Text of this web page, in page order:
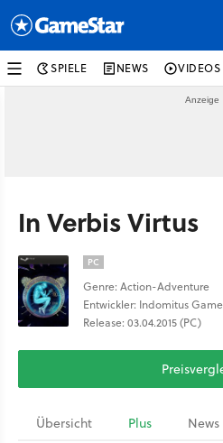
SPIELE NEWS VIDEOS
In Verbis Virtus
PC
Genre: Action-Adventure
Entwickler: Indomitus
Release: 03.04.2015 (PC)
Übersicht Plus News